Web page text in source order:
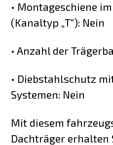
• Montageschiene
(Kanaltyp „T“): Nein
• Anzahl der
• Diebstahlschutz
Systemen: Nein
Mit diesem
Dachträger erhalten